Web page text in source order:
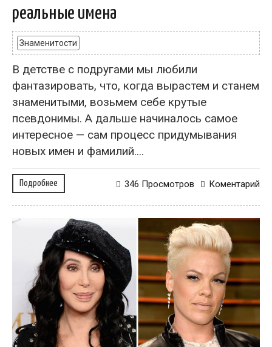
реальные имена
Знаменитости
В детстве с подругами мы любили
фантазировать, что, когда вырастем и станем
знаменитыми, возьмем себе крутые
псевдонимы. А дальше начиналось самое
интересное — сам процесс придумывания
новых имен и фамилий....
Подробнее Коментарий
346 Просмотров